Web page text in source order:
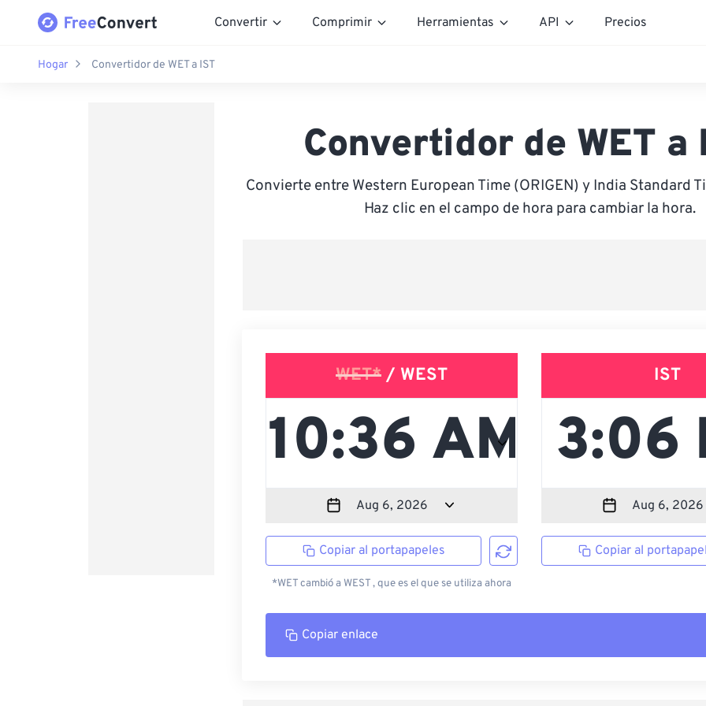
Convertir Comprimir Herramientas API Precios
Hogar Convertidor de WET a IST
Convertidor de WET a
Convierte entre Western European Time (ORIGEN) y India Standard
Haz clic en el campo de hora para cambiar la hora.
WET* / WEST
Copiar al portapapeles
*WET cambió a WEST , que es el que se utiliza ahora
IST
Copiar al
Copiar enlace